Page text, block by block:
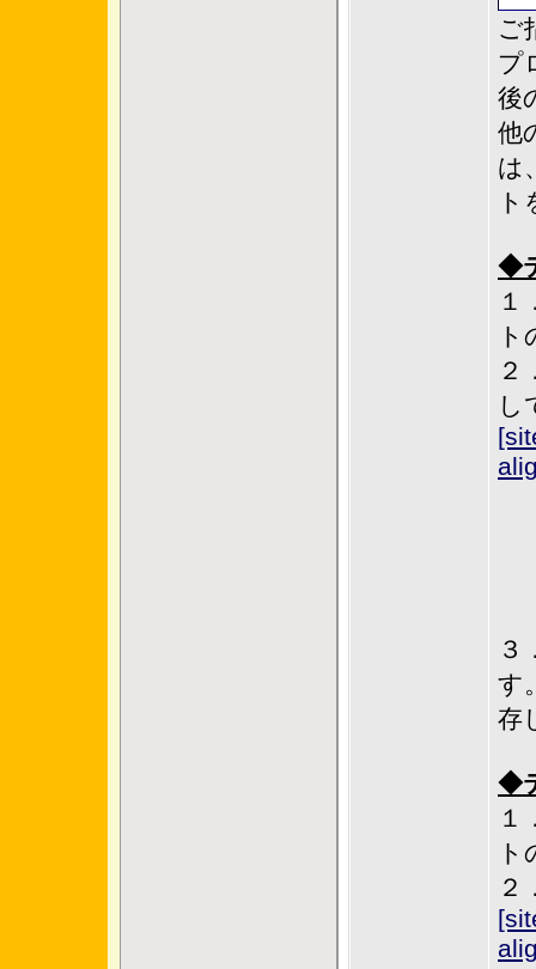
ご
プ
後
他
は
◆
１
２
し
３
す
存
◆
１
２